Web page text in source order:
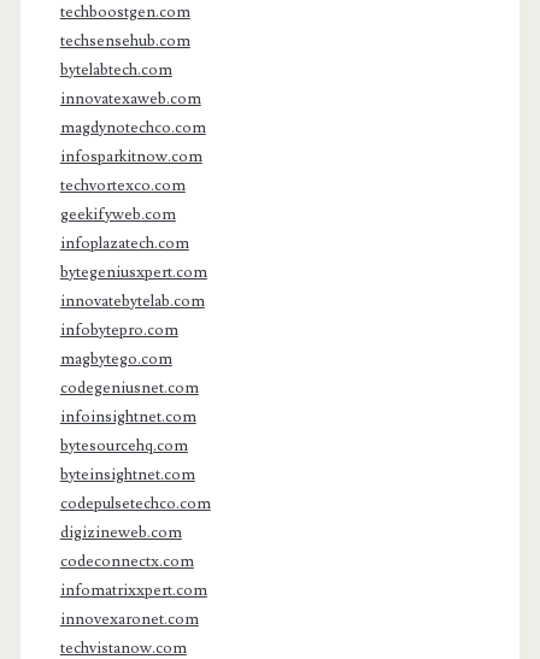
techboostgen.com
techsensehub.com
bytelabtech.com
innovatexaweb.com
magdynotechco.com
infosparkitnow.com
techvortexco.com
geekifyweb.com
infoplazatech.com
bytegeniusxpert.com
innovatebytelab.com
infobytepro.com
magbytego.com
codegeniusnet.com
infoinsightnet.com
bytesourcehq.com
byteinsightnet.com
codepulsetechco.com
digizineweb.com
codeconnectx.com
infomatrixxpert.com
innovexaronet.com
techvistanow.com